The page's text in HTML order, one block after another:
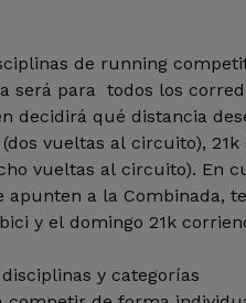
de running
será para todos los
decidirá qué distancia
vueltas al circuito), 21k
vueltas al circuito). En
apunten a la Combinada,
y el domingo 21k
y categorías